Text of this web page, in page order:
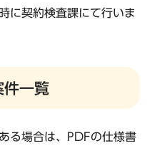
に契約検査課にて行いま
件一覧
る場合は、PDFの仕様書